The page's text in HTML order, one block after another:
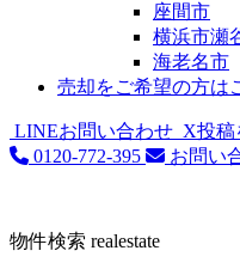
座間市
横浜市瀬
海老名市
売却をご希望の方は
LINEお問い合わせ X投稿
0120-772-395
お問い
物件検索 realestate